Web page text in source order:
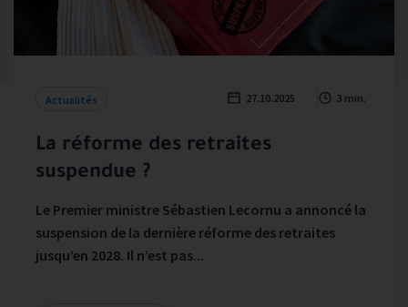
Actualités 27.10.2025 3 min.
La réforme des retraites
suspendue ?
Le Premier ministre Sébastien Lecornu a annoncé la
suspension de la dernière réforme des retraites
jusqu’en 2028. Il n’est pas...